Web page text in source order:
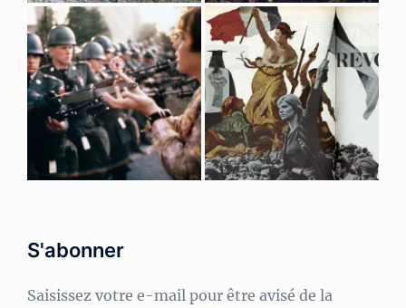
S'abonner
Saisissez votre e-mail pour être avisé de la